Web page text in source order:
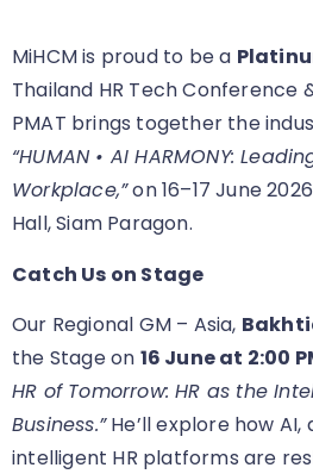
MiHCM is proud to be a
Thailand HR Tech Conference
PMAT brings together the
“HUMAN • AI HARMONY:
Workplace,”on 16–17 June
Hall, Siam Paragon.
Catch Us on Stage
Our Regional GM – Asia,
the Stage on 16 June at 2:00
HR of Tomorrow: HR as the
Business.”He’ll explore how
intelligent HR platforms are